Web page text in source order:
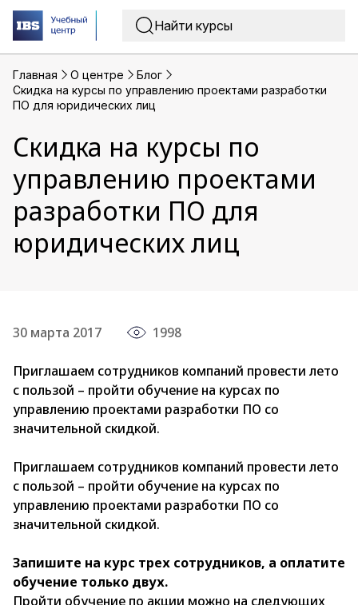
Главная O центре
Блог
Скидка на курсы по управлению проектами разработки
ПО для юридических лиц
Скидка на курсы по
управлению проектами
разработки ПО для
юридических лиц
30 марта 2017 1998
Приглашаем сотрудников компаний провести лето
с пользой – пройти обучение на курсах по
управлению проектами разработки ПО со
значительной скидкой.
Приглашаем сотрудников компаний провести лето
с пользой – пройти обучение на курсах по
управлению проектами разработки ПО со
значительной скидкой.
Запишите на курс трех сотрудников, а оплатите
обучение только двух.
Пройти обучение по акции можно на следующих